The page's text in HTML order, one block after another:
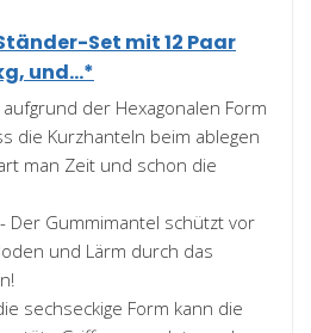
Set mit 12 Paar
und...*
- aufgrund der Hexagonalen Form
die Kurzhanteln beim ablegen
man Zeit und schon die
- Der Gummimantel schützt vor
und Lärm durch das
sechseckige Form kann die